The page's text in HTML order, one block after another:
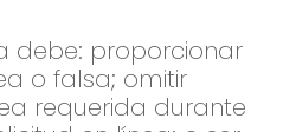
debe: proporcionar
o falsa; omitir
requerida durante